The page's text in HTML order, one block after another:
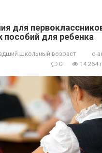
для
для ребенка
школьный возраст
c-
0
14 264